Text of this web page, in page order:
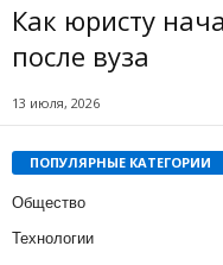
Как юристу
после вуза
13 июля, 2026
ПОПУЛЯРНЫЕ КАТЕГОРИИ
Общество
Технологии